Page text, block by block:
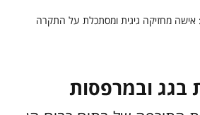
בגג ובמרפסות